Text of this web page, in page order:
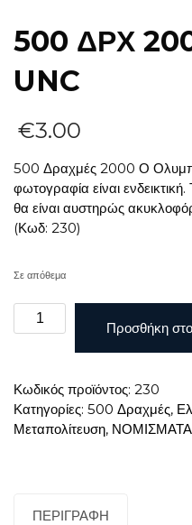
500 ΔΡΧ
UNC
€3.00
500 Δραχμές 2000 Ο
φωτογραφία είναι
θα είναι αυστηρώς
(Κωδ: 230)
Σε απόθεμα
500
ΔΡΧ
UNC
ποσότητα
Προσθήκη
Κωδικός προϊόντος: 230
Κατηγορίες: 500 Δραχμές,
Μεταπολίτευση, ΝΟΜΙΣΜΑΤΑ
ΠΕΡΙΓΡΑΦΉ